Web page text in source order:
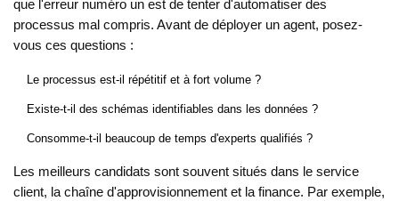
que l'erreur numéro un est de tenter d'automatiser des
processus mal compris. Avant de déployer un agent, posez-
vous ces questions :
Le processus est-il répétitif et à fort volume ?
Existe-t-il des schémas identifiables dans les données ?
Consomme-t-il beaucoup de temps d'experts qualifiés ?
Les meilleurs candidats sont souvent situés dans le service
client, la chaîne d'approvisionnement et la finance. Par exemple,